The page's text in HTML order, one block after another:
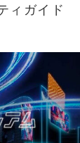
ィガイド